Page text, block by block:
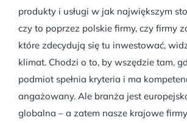
produkty i usługi w jak największym
czy to poprzez polskie firmy, czy firmy
które zdecydują się tu inwestować,
klimat. Chodzi o to, by wszędzie tam,
podmiot spełnia kryteria i ma
angażowany. Ale branża jest
globalna – a zatem nasze krajowe